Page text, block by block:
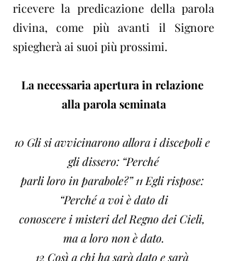
ricevere la predicazione della parola
divina, come più avanti il Signore
spiegherà ai suoi più prossimi.
La necessaria apertura in relazione
alla parola seminata
10 Gli si avvicinarono allora i discepoli e
gli dissero: “Perché
parli loro in parabole?” 11 Egli rispose:
“Perché a voi è dato di
conoscere i misteri del Regno dei Cieli,
ma a loro non è dato.
12 Così a chi ha sarà dato e sarà